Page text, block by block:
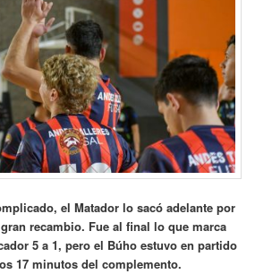
el Matador lo sacó adelante por
recambio. Fue al final lo que marca
5 a 1, pero el Búho estuvo en partido
17 minutos del complemento.